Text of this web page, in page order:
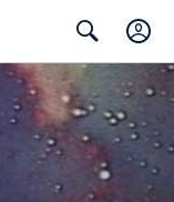
Search